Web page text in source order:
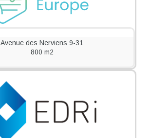
Avenue des Nerviens 9-31
800 m2